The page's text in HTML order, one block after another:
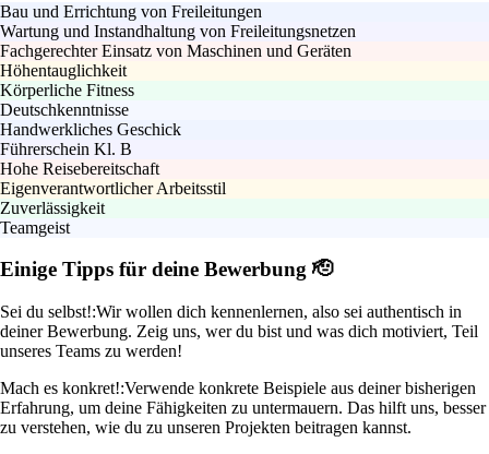
Bau und Errichtung von Freileitungen
Wartung und Instandhaltung von Freileitungsnetzen
Fachgerechter Einsatz von Maschinen und Geräten
Höhentauglichkeit
Körperliche Fitness
Deutschkenntnisse
Handwerkliches Geschick
Führerschein Kl. B
Hohe Reisebereitschaft
Eigenverantwortlicher Arbeitsstil
Zuverlässigkeit
Teamgeist
Einige Tipps für deine Bewerbung 🫡
Sei du selbst!:Wir wollen dich kennenlernen, also sei authentisch in
deiner Bewerbung. Zeig uns, wer du bist und was dich motiviert, Teil
unseres Teams zu werden!
Mach es konkret!:Verwende konkrete Beispiele aus deiner bisherigen
Erfahrung, um deine Fähigkeiten zu untermauern. Das hilft uns, besser
zu verstehen, wie du zu unseren Projekten beitragen kannst.